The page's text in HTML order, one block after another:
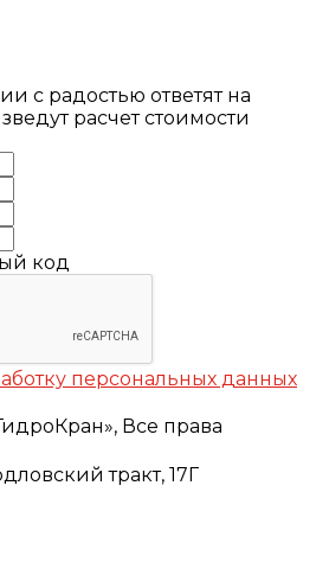
с радостью ответят на
расчет стоимости
код
персональных данных
Все права
тракт, 17Г